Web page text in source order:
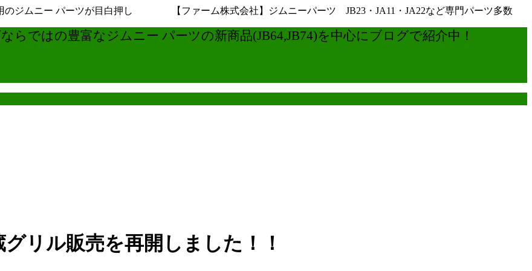
用のジムニー パーツが目白押し 【ファーム株式会社】ジムニーパーツ JB23・JA11・JA22など専門パーツ多数
らではの豊富なジムニー パーツの新商品(JB64,JB74)を中心にブログで紹介中！
リル販売を再開しました！！